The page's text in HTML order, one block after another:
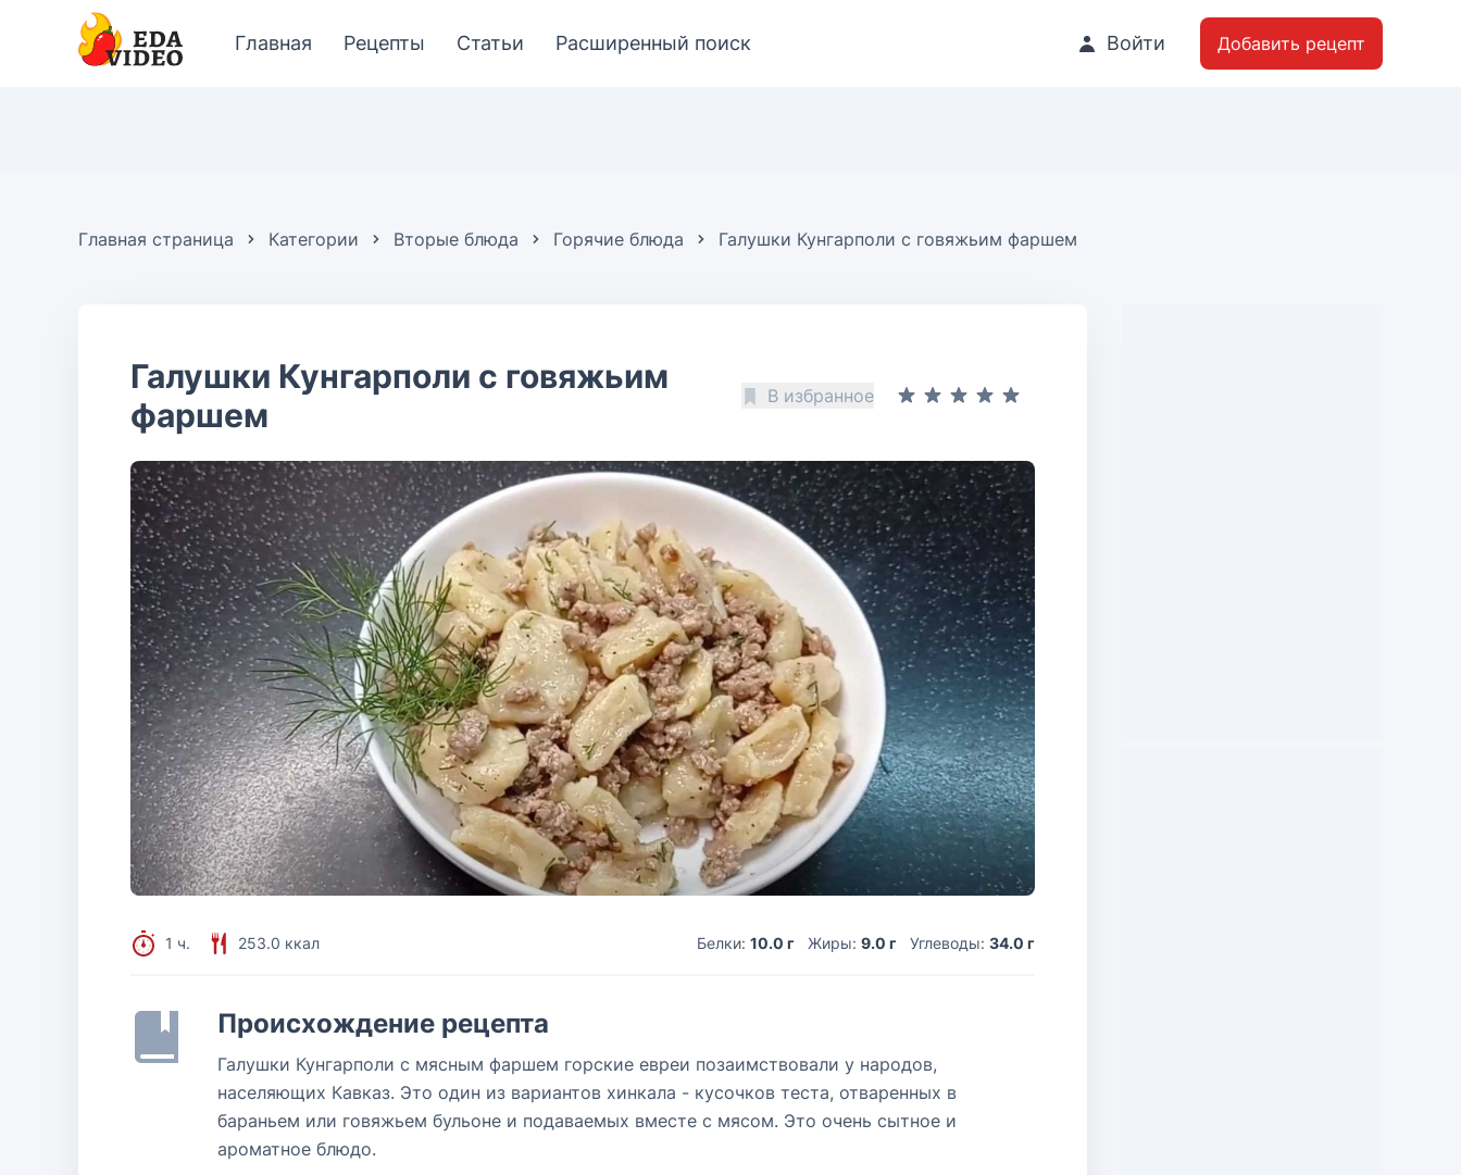
Главная Рецепты Статьи Расширенный поиск Войти Добавить рецепт
Главная страница Категории Вторые блюда Горячие блюда Галушки Кунгарполи с говяжьим фаршем
Галушки Кунгарполи с говяжьим
фаршем
В избранное
1 ч. 253.0 ккал Белки: 10.0 г Жиры: 9.0 г Углеводы: 34.0 г
Происхождение рецепта
Галушки Кунгарполи с мясным фаршем горские евреи позаимствовали у народов,
населяющих Кавказ. Это один из вариантов хинкала - кусочков теста, отваренных в
бараньем или говяжьем бульоне и подаваемых вместе с мясом. Это очень сытное и
ароматное блюдо.